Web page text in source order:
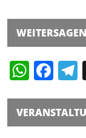
WEITERSAGEN